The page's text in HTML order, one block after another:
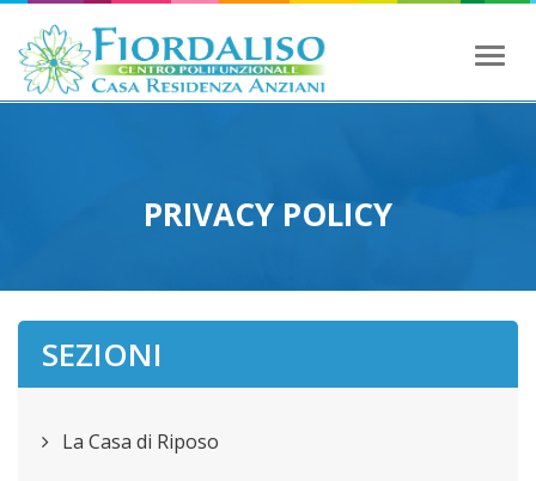
Toggle
PRIVACY POLICY
SEZIONI
La Casa di Riposo